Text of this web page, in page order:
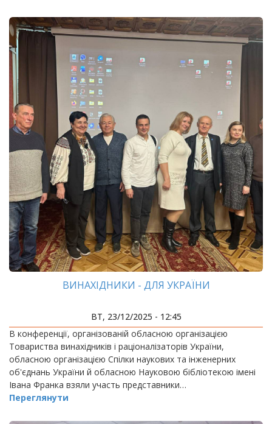
ВИНАХІДНИКИ - ДЛЯ УКРАЇНИ
ВТ, 23/12/2025 - 12:45
В конференції, організованій обласною організацією
Товариства винахідників і раціоналізаторів України,
обласною організацією Спілки наукових та інженерних
об'єднань України й обласною Науковою бібліотекою імені
Івана Франка взяли участь представники…
Переглянути